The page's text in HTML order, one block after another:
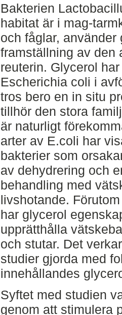
Bakterien
habitat är i mag-
och fåglar,
framställning av den
reuterin. Glycerol
Escherichia coli i
tros bero en in situ
tillhör den stora
är naturligt
arter av E.coli har
bakterier som
av dehydrering och
behandling med
livshotande.
har glycerol
upprätthålla
och stutar. Det
studier gjorda med
innehållandes
Syftet med studien
genom att stimulera